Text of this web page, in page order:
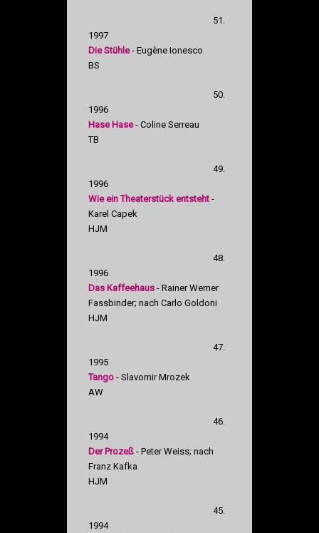
51.
1997
Die Stühle- Eugène Ionesco
BS
50.
1996
Hase Hase- Coline Serreau
TB
49.
1996
Wie ein Theaterstück entsteht -
Karel Capek
HJM
48.
1996
Das Kaffeehaus - Rainer Werner
Fassbinder; nach Carlo Goldoni
HJM
47.
1995
Tango - Slavomir Mrozek
AW
46.
1994
Der Prozeß - Peter Weiss; nach
Franz Kafka
HJM
45.
1994